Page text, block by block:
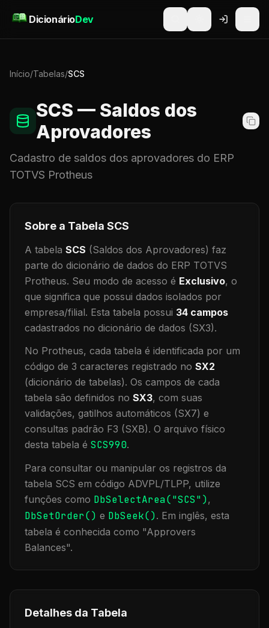
DicionárioDev
Início/Tabelas/SCS
SCS — Saldos dos
Aprovadores
Cadastro de saldos dos aprovadores do ERP
TOTVS Protheus
Sobre a Tabela SCS
A tabela SCS (Saldos dos Aprovadores) faz
parte do dicionário de dados do ERP TOTVS
Protheus. Seu modo de acesso é Exclusivo, o
que significa que possui dados isolados por
empresa/filial. Esta tabela possui 34 campos
cadastrados no dicionário de dados (SX3).
No Protheus, cada tabela é identificada por um
código de 3 caracteres registrado no SX2
(dicionário de tabelas). Os campos de cada
tabela são definidos no SX3, com suas
validações, gatilhos automáticos (SX7) e
consultas padrão F3 (SXB). O arquivo físico
desta tabela é SCS990.
Para consultar ou manipular os registros da
tabela SCS em código ADVPL/TLPP, utilize
funções como DbSelectArea("SCS"),
DbSetOrder() e DbSeek(). Em inglês, esta
tabela é conhecida como "Approvers
Balances".
Detalhes da Tabela